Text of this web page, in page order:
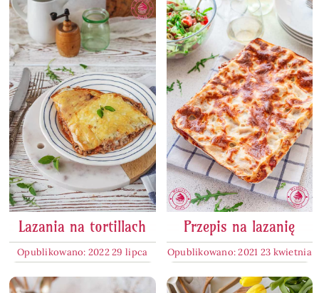
Lazania na tortillach
Opublikowano: 2022 29 lipca
Przepis na lazanię
Opublikowano: 2021 23 kwietnia